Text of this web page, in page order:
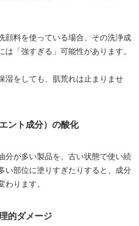
顔料を使っている場合、その洗浄成
は「強すぎる」可能性があります。
湿をしても、肌荒れは止まりませ
ント成分）の酸化
分が多い製品を、古い状態で使い続
い部位に塗りすぎたりすると、成分
わります。
的ダメージ